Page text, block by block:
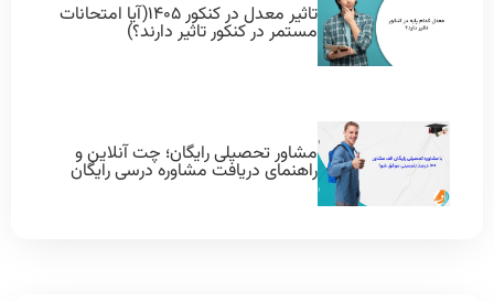
تاثیر معدل در کنکور ۱۴۰۵(آیا امتحانات
مستمر در کنکور تاثیر دارند؟)
مشاور تحصیلی رایگان؛ چت آنلاین و
راهنمای دریافت مشاوره درسی رایگان